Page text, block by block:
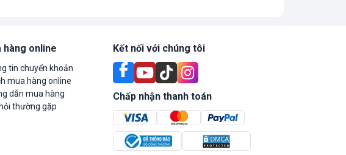
hàng online
tin chuyển khoản
mua hàng online
dẫn mua hàng
thường gặp
Kết nối với chúng tôi
Chấp nhận thanh toán